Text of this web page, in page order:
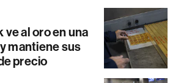
al oro en una
mantiene sus
precio